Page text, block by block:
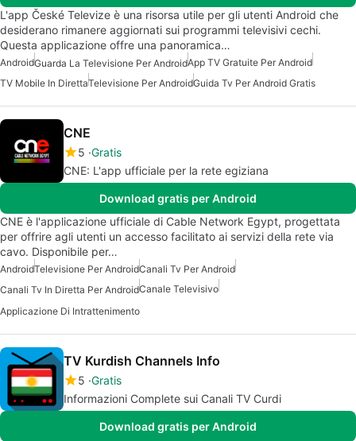
L'app České Televize è una risorsa utile per gli utenti Android che
desiderano rimanere aggiornati sui programmi televisivi cechi.
Questa applicazione offre una panoramica…
AndroidGuarda La Televisione Per AndroidApp TV Gratuite Per Android
TV Mobile In DirettaTelevisione Per AndroidGuida Tv Per Android Gratis
CNE
5 Gratis
CNE: L'app ufficiale per la rete egiziana
Download gratis per Android
CNE è l'applicazione ufficiale di Cable Network Egypt, progettata
per offrire agli utenti un accesso facilitato ai servizi della rete via
cavo. Disponibile per…
AndroidTelevisione Per AndroidCanali Tv Per Android
Canali Tv In Diretta Per AndroidCanale Televisivo
Applicazione Di Intrattenimento
TV Kurdish Channels Info
5 Gratis
Informazioni Complete sui Canali TV Curdi
Download gratis per Android